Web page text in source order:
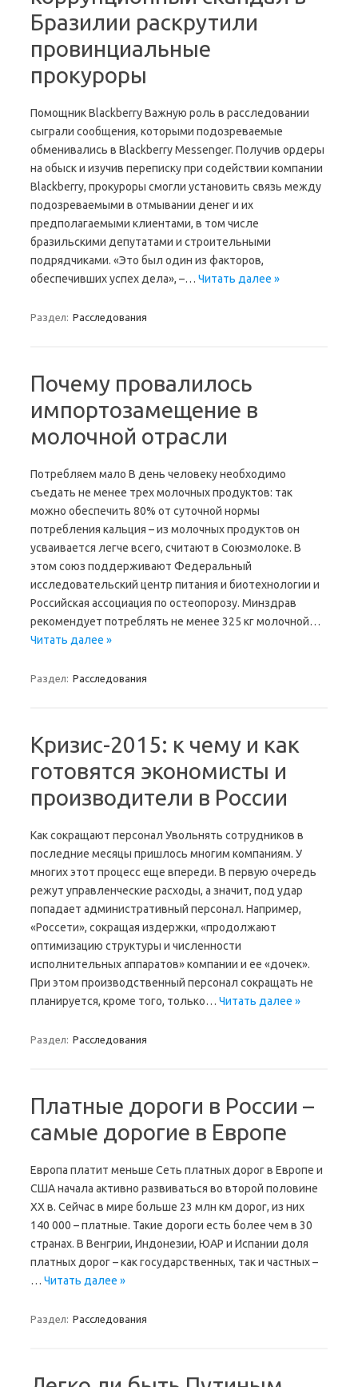
Бразилии раскрутили
провинциальные
прокуроры
Помощник Blackberry Важную роль в расследовании
сыграли сообщения, которыми подозреваемые
обменивались в Blackberry Messenger. Получив ордеры
на обыск и изучив переписку при содействии компании
Blackberry, прокуроры смогли установить связь между
подозреваемыми в отмывании денег и их
предполагаемыми клиентами, в том числе
бразильскими депутатами и строительными
подрядчиками. «Это был один из факторов,
обеспечивших успех дела», –… Читать далее »
Раздел: Расследования
Почему провалилось
импортозамещение в
молочной отрасли
Потребляем мало В день человеку необходимо
съедать не менее трех молочных продуктов: так
можно обеспечить 80% от суточной нормы
потребления кальция – из молочных продуктов он
усваивается легче всего, считают в Союзмолоке. В
этом союз поддерживают Федеральный
исследовательский центр питания и биотехнологии и
Российская ассоциация по остеопорозу. Минздрав
рекомендует потреблять не менее 325 кг молочной…
Читать далее »
Раздел: Расследования
Кризис-2015: к чему и как
готовятся экономисты и
производители в России
Как сокращают персонал Увольнять сотрудников в
последние месяцы пришлось многим компаниям. У
многих этот процесс еще впереди. В первую очередь
режут управленческие расходы, а значит, под удар
попадает административный персонал. Например,
«Россети», сокращая издержки, «продолжают
оптимизацию структуры и численности
исполнительных аппаратов» компании и ее «дочек».
При этом производственный персонал сокращать не
планируется, кроме того, только… Читать далее »
Раздел: Расследования
Платные дороги в России –
самые дорогие в Европе
Европа платит меньше Сеть платных дорог в Европе и
США начала активно развиваться во второй половине
XX в. Сейчас в мире больше 23 млн км дорог, из них
140 000 – платные. Такие дороги есть более чем в 30
странах. В Венгрии, Индонезии, ЮАР и Испании доля
платных дорог – как государственных, так и частных –
… Читать далее »
Раздел: Расследования